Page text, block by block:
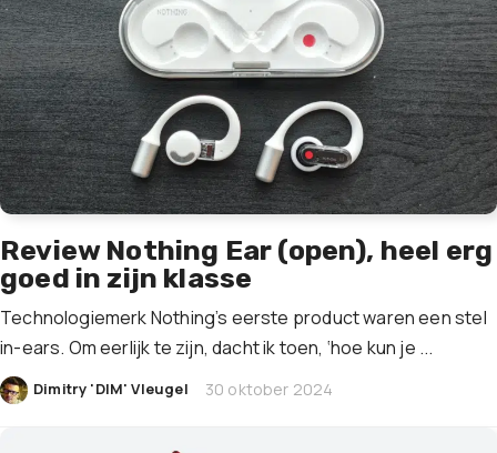
Review Nothing Ear (open), heel erg
goed in zijn klasse
Technologiemerk Nothing’s eerste product waren een stel
in-ears. Om eerlijk te zijn, dacht ik toen, ‘hoe kun je ...
Dimitry 'DIM' Vleugel 30 oktober 2024